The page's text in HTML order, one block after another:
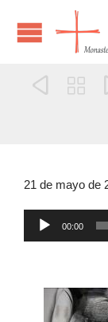
 
21 de mayo de
00:00